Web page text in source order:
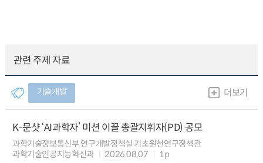
관련 주제 자료
기술개발 더보기
K-문샷 ‘AI과학자’ 미션 이끌 총괄지휘자(PD) 공모
과학기술정보통신부 연구개발정책실 기초원천연구정책관
과학기술인공지능혁신과
2026.08.07 1p